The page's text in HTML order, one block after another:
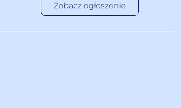
Zobacz ogłoszenie